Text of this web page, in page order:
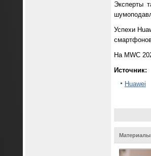
Эксперты
Успехи
На MWC
Источник:
Huawei
Материалы